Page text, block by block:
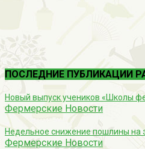
ПОСЛЕДНИЕ ПУБЛИКАЦИИ
Новый выпуск учеников «Школы
Фермерские Новости
Недельное снижение пошлины на
Фермерские Новости